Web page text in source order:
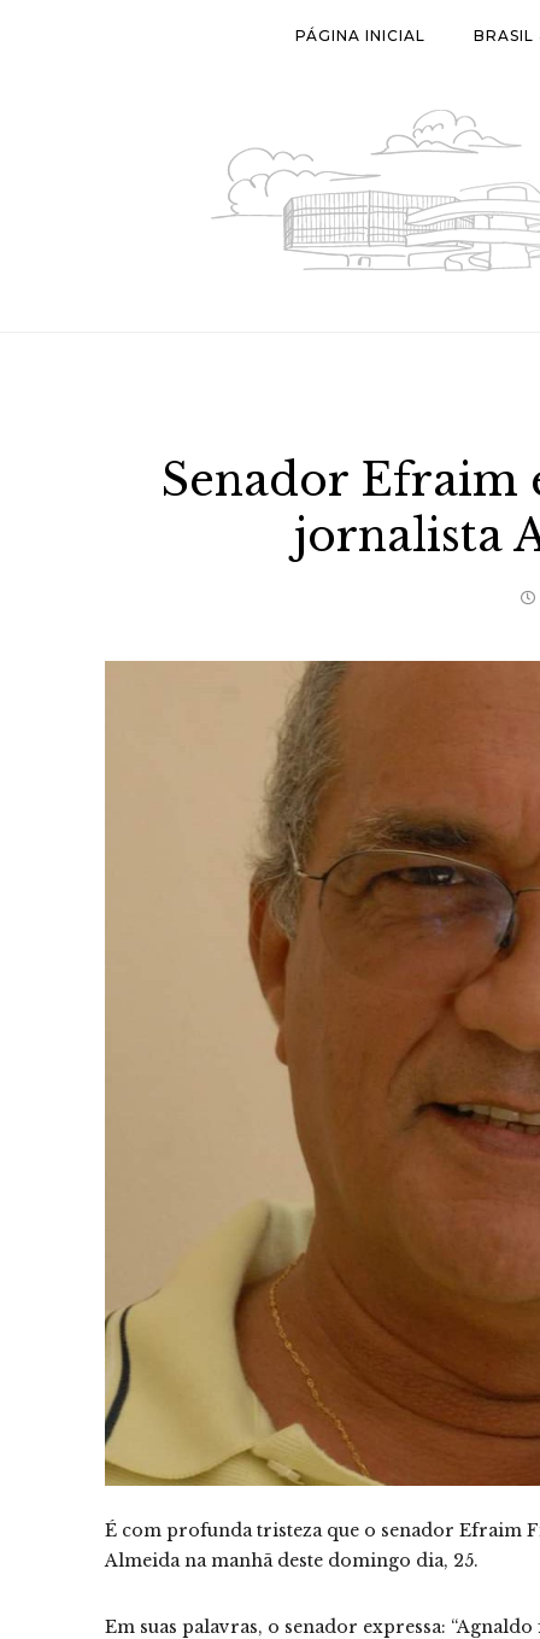
PÁGINA INICIAL BRASIL
Senador Efraim
jornalista
É com profunda tristeza que o senador Efraim
Almeida na manhã deste domingo dia, 25.
Em suas palavras, o senador expressa: